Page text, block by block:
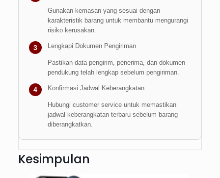
Gunakan kemasan yang sesuai dengan
karakteristik barang untuk membantu mengurangi
risiko kerusakan.
3 Lengkapi Dokumen Pengiriman
Pastikan data pengirim, penerima, dan dokumen
pendukung telah lengkap sebelum pengiriman.
4 Konfirmasi Jadwal Keberangkatan
Hubungi customer service untuk memastikan
jadwal keberangkatan terbaru sebelum barang
diberangkatkan.
Kesimpulan